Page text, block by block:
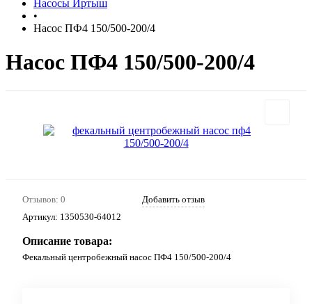
Насосы Иртыш
•
Насос ПФ4 150/500-200/4
Насос ПФ4 150/500-200/4
Отзывов: 0
Добавить отзыв
Артикул: 1350530-64012
Описание товара:
Фекальный центробежный насос ПФ4 150/500-200/4